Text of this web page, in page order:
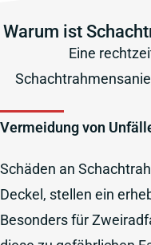
Warum ist
Eine
Vermeidung von
Schäden an
Deckel, stellen ein
Besonders für